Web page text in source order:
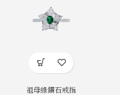
祖母綠鑽石戒指